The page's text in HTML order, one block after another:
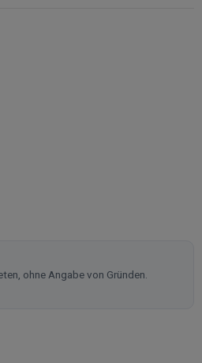
ohne Angabe von Gründen.